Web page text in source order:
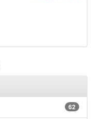
62